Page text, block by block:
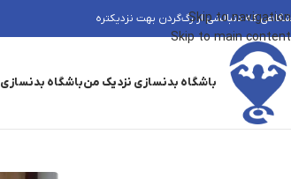
Skip to navigation
Skip to main content
که دنبالشی از رگ‌گردن بهت نزدیکتره
باشگاه بدنسازی نزدیک منباشگاه بدنسازی